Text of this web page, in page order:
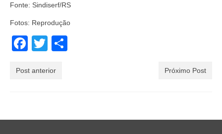
Fonte: Sindiserf/RS
Fotos: Reprodução
Facebook
Twitter
Post anterior Próximo Post